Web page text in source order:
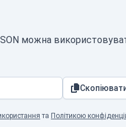
можна
та Політикою